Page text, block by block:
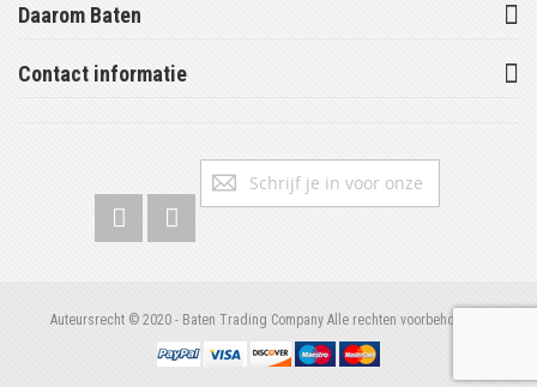
Daarom Baten
Contact informatie
Abonneer
Auteursrecht © 2020 - Baten Trading Company Alle rechten voorbehouden.